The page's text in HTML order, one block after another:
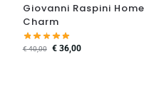
Giovanni Raspini Home
Charm
€40,00 €36,00